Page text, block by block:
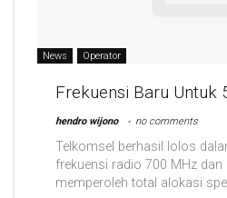
News Operator
Frekuensi Baru Untuk
hendro wijono no comments
Telkomsel berhasil lolos
frekuensi radio 700 MHz dan
memperoleh total alokasi